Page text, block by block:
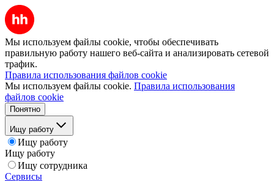
Мы используем файлы cookie, чтобы обеспечивать
правильную работу нашего веб-сайта и анализировать сетевой
трафик.
Правила использования файлов cookie
Мы используем файлы cookie. Правила использования
файлов cookie
Понятно
Ищу работу
Ищу работу
Ищу работу
Ищу сотрудника
Сервисы